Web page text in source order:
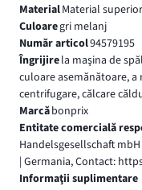
MaterialMaterial
Culoaregri melanj
Număr articol94579195
Îngrijirela maşina de
culoare asemănătoare, a
centrifugare, călcare
Marcăbonprix
Entitate comercială
Handelsgesellschaft
| Germania, Contact:
Informaţii suplimentare